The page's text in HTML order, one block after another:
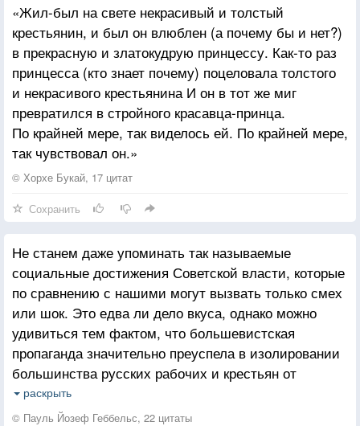
«Жил-был на свете некрасивый и толстый
крестьянин, и был он влюблен (а почему бы и нет?)
в прекрасную и златокудрую принцессу. Как-то раз
принцесса (кто знает почему) поцеловала толстого
и некрасивого крестьянина И он в тот же миг
превратился в стройного красавца-принца.
По крайней мере, так виделось ей. По крайней мере,
так чувствовал он.»
© Хорхе Букай, 17 цитат
Сохранить
Не станем даже упоминать так называемые
социальные достижения Советской власти, которые
по сравнению с нашими могут вызвать только смех
или шок. Это едва ли дело вкуса, однако можно
удивиться тем фактом, что большевистская
пропаганда значительно преуспела в изолировании
большинства русских рабочих и крестьян от
внешнего мира, глупо и методично убеждая их, что
они живут в раю земном. Независимое суждение
раскрыть
© Пауль Йозеф Геббельс, 22 цитаты